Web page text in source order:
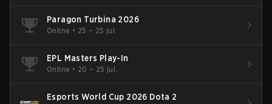
Paragon Turbina 2026
Online • 25 – 25 jul.
EPL Masters Play-In
Online • 20 – 25 jul.
Esports World Cup 2026 Dota 2